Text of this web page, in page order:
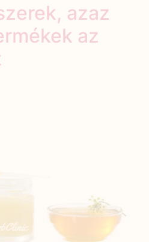
azaz
az